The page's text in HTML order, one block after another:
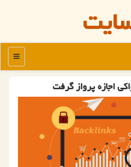
منو
اجازه پرواز گرفت